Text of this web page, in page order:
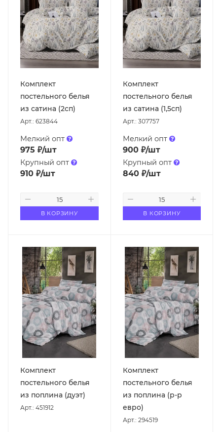
Комплект
постельного белья
из сатина (2сп)
Арт.: 623844
Мелкий опт
975 ₽/шт
Крупный опт
910 ₽/шт
В КОРЗИНУ
Комплект
постельного белья
из сатина (1,5сп)
Арт.: 307757
Мелкий опт
900₽/шт
Крупный опт
840₽/шт
В КОРЗИНУ
Комплект
постельного белья
из поплина (дуэт)
Арт.: 451912
Комплект
постельного белья
из поплина (р-р
евро)
Арт.: 294519